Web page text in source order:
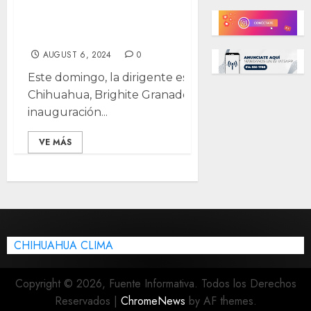
Brighite Granados inaugura sede
AUGUST 6, 2024 0
Este domingo, la dirigente estatal de Morena en
Chihuahua, Brighite Granados, presidió la
inauguración...
VE MÁS
CHIHUAHUA CLIMA
Copyright © 2026, Fuente Informativa. Todos los Derechos
Reservados | ChromeNews by AF themes.